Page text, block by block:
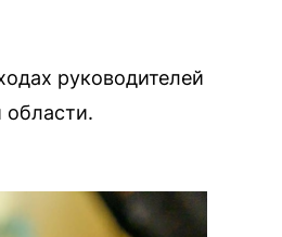
руководителей